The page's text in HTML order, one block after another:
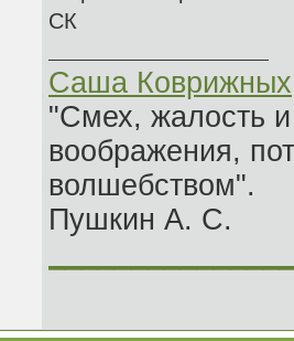
СК
Саша Коврижных
"Смех, жалость
воображения,
волшебством".
Пушкин А. С.